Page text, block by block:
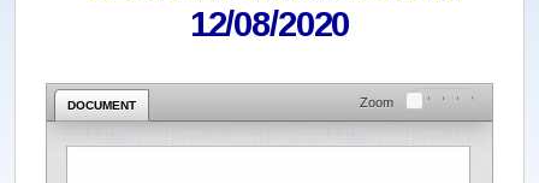
12/08/2020
DOCUMENT Zoom